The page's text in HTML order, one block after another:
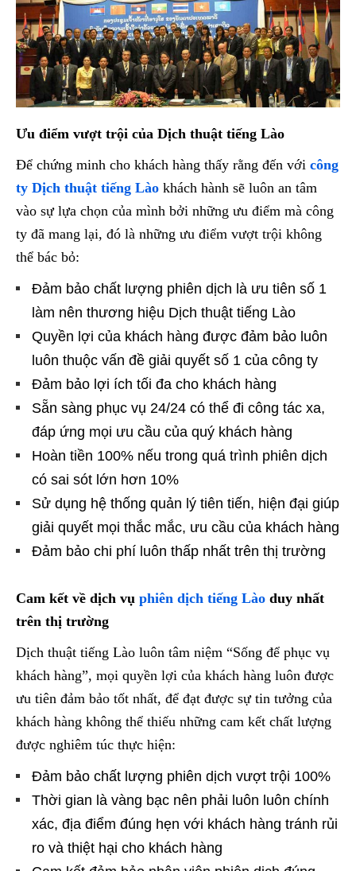
Ưu điểm vượt trội của Dịch thuật tiếng Lào
Để chứng minh cho khách hàng thấy rằng đến với công
ty Dịch thuật tiếng Lào khách hành sẽ luôn an tâm
vào sự lựa chọn của mình bởi những ưu điểm mà công
ty đã mang lại, đó là những ưu điểm vượt trội không
thể bác bỏ:
Đảm bảo chất lượng phiên dịch là ưu tiên số 1
làm nên thương hiệu Dịch thuật tiếng Lào
Quyền lợi của khách hàng được đảm bảo luôn
luôn thuộc vấn đề giải quyết số 1 của công ty
Đảm bảo lợi ích tối đa cho khách hàng
Sẵn sàng phục vụ 24/24 có thể đi công tác xa,
đáp ứng mọi ưu cầu của quý khách hàng
Hoàn tiền 100% nếu trong quá trình phiên dịch
có sai sót lớn hơn 10%
Sử dụng hệ thống quản lý tiên tiến, hiện đại giúp
giải quyết mọi thắc mắc, ưu cầu của khách hàng
Đảm bảo chi phí luôn thấp nhất trên thị trường
Cam kết về dịch vụ phiên dịch tiếng Lào duy nhất
trên thị trường
Dịch thuật tiếng Lào luôn tâm niệm “Sống để phục vụ
khách hàng”, mọi quyền lợi của khách hàng luôn được
ưu tiên đảm bảo tốt nhất, để đạt được sự tin tưởng của
khách hàng không thể thiếu những cam kết chất lượng
được nghiêm túc thực hiện:
Đảm bảo chất lượng phiên dịch vượt trội 100%
Thời gian là vàng bạc nên phải luôn luôn chính
xác, địa điểm đúng hẹn với khách hàng tránh rủi
ro và thiệt hại cho khách hàng